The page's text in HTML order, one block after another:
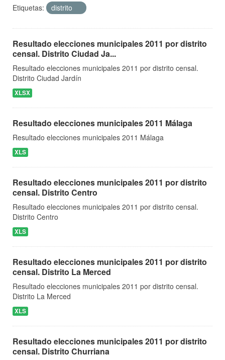
Etiquetas: distrito
Resultado elecciones municipales 2011 por distrito
censal. Distrito Ciudad Ja...
Resultado elecciones municipales 2011 por distrito censal.
Distrito Ciudad Jardín
XLSX
Resultado elecciones municipales 2011 Málaga
Resultado elecciones municipales 2011 Málaga
XLS
Resultado elecciones municipales 2011 por distrito
censal. Distrito Centro
Resultado elecciones municipales 2011 por distrito censal.
Distrito Centro
XLS
Resultado elecciones municipales 2011 por distrito
censal. Distrito La Merced
Resultado elecciones municipales 2011 por distrito censal.
Distrito La Merced
XLS
Resultado elecciones municipales 2011 por distrito
censal. Distrito Churriana